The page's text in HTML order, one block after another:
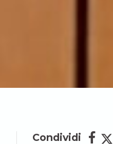
Condividi